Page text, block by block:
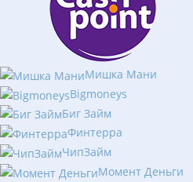
Мишка Мани
Bigmoneys
Биг Займ
Финтерра
ЧипЗайм
Момент Деньги